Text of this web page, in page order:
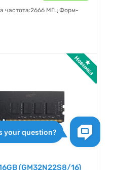
частота:2666 МГц Форм-
(GM32N22S8/16)